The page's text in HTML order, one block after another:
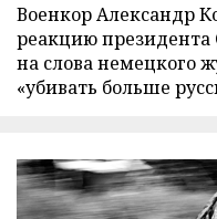
Военкор Александр
реакцию
на слова немецкого
«убивать больше